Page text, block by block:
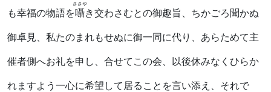
も幸福の物語を囁
ささや
き交わさむとの御趣旨、ちかごろ聞かぬ
御卓見、私たのまれもせぬに御一同に代り、あらためて主
催者側へお礼を申し、合せてこの会、以後休みなくひらか
れますよう一心に希望して居ることを言い添え、それで